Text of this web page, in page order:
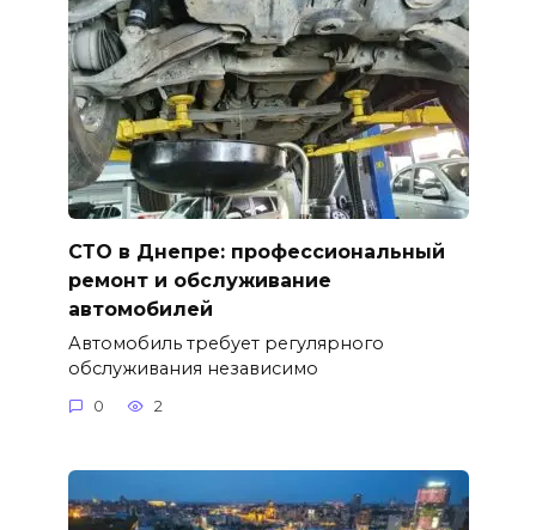
СТО в Днепре: профессиональный
ремонт и обслуживание
автомобилей
Автомобиль требует регулярного
обслуживания независимо
0 2